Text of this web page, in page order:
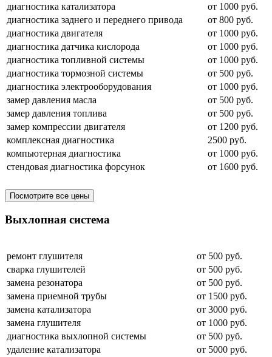
диагностика катализатора
от 1000 руб.
диагностика заднего и переднего привода
от 800 руб.
диагностика двигателя
от 1000 руб.
диагностика датчика кислорода
от 1000 руб.
диагностика топливной системы
от 1000 руб.
диагностика тормозной системы
от 500 руб.
диагностика электрооборудования
от 1000 руб.
замер давления масла
от 500 руб.
замер давления топлива
от 500 руб.
замер компрессии двигателя
от 1200 руб.
комплексная диагностика
2500 руб.
компьютерная диагностика
от 1000 руб.
стендовая диагностика форсунок
от 1600 руб.
Посмотрите все цены
Выхлопная система
ремонт глушителя
от 500 руб.
сварка глушителей
от 500 руб.
замена резонатора
от 500 руб.
замена приемной трубы
от 1500 руб.
замена катализатора
от 3000 руб.
замена глушителя
от 1000 руб.
диагностика выхлопной системы
от 500 руб.
удаление катализатора
от 5000 руб.